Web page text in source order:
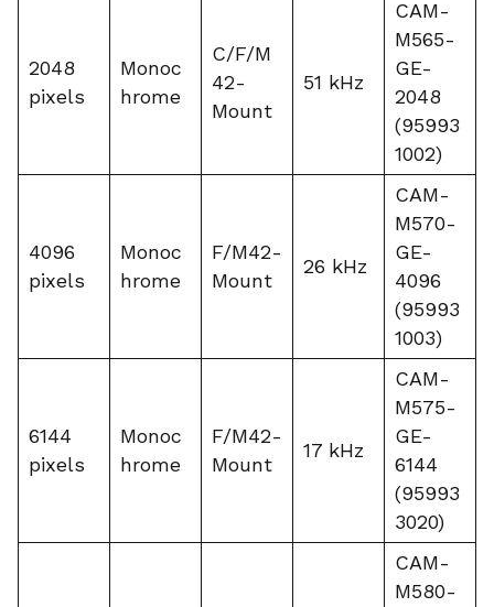
2048
pixels
Monoc
hrome
C/F/M
42-
Mount
51 kHz
CAM-
M565-
GE-
2048
(95993
1002)
4096
pixels
Monoc
hrome
F/M42-
Mount
26 kHz
CAM-
M570-
GE-
4096
(95993
1003)
6144
pixels
Monoc
hrome
F/M42-
Mount
17 kHz
CAM-
M575-
GE-
6144
(95993
3020)
CAM-
M580-